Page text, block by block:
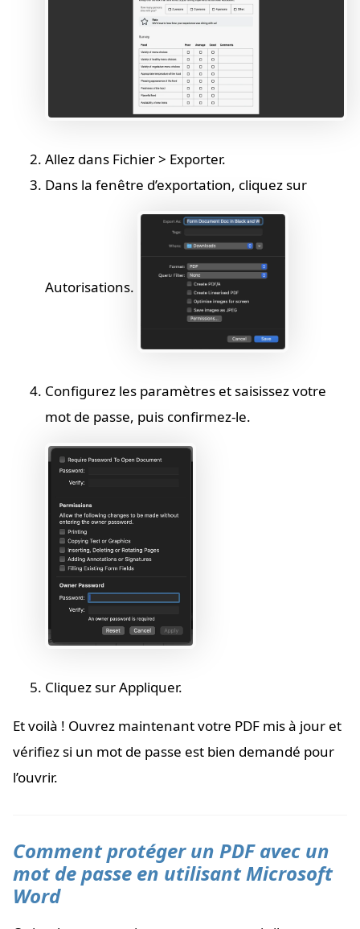
Allez dans Fichier > Exporter.
Dans la fenêtre d’exportation, cliquez sur
Autorisations.
Configurez les paramètres et saisissez votre
mot de passe, puis confirmez-le.
Cliquez sur Appliquer.
Et voilà ! Ouvrez maintenant votre PDF mis à jour et
vérifiez si un mot de passe est bien demandé pour
l’ouvrir.
Comment protéger un PDF avec un
mot de passe en utilisant Microsoft
Word